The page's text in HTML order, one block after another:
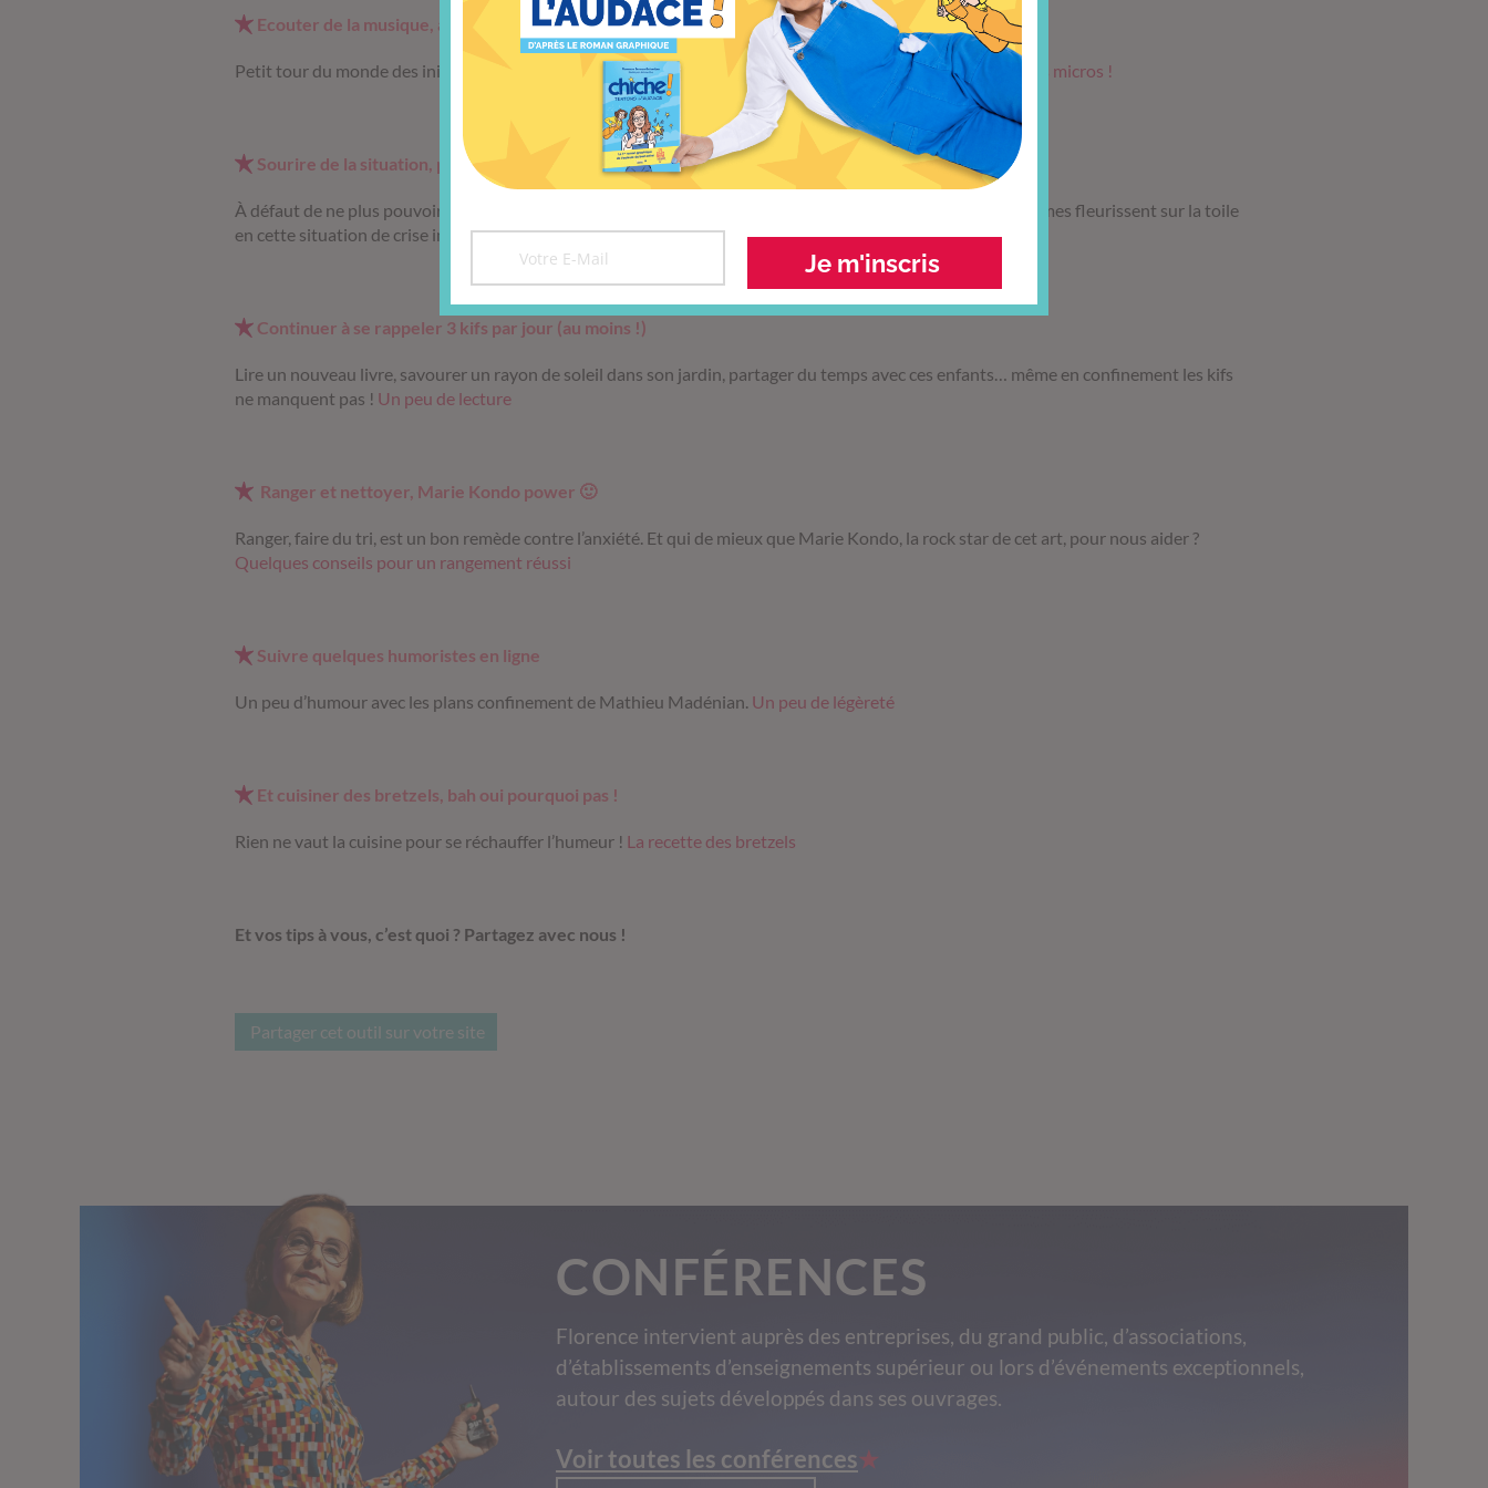
Ecouter de la musique, au-delà des fenêtres et des frontières
Petit tour du monde des initiatives citoyennes musicales pour lutter contre la déprime du coronavirus. A vos micros !
Sourire de la situation, parce que ça fait du bien
À défaut de ne plus pouvoir sortir entre amis, et partager nos meilleures blagues en direct, de nombreux mèmes fleurissent sur la toile
en cette situation de crise inédite.Petit condensé
Continuer à se rappeler 3 kifs par jour (au moins !)
Lire un nouveau livre, savourer un rayon de soleil dans son jardin, partager du temps avec ces enfants… même en confinement les kifs
ne manquent pas ! Un peu de lecture
Ranger et nettoyer, Marie Kondo power 🙂
Ranger, faire du tri, est un bon remède contre l’anxiété. Et qui de mieux que Marie Kondo, la rock star de cet art, pour nous aider ?
Quelques conseils pour un rangement réussi
Suivre quelques humoristes en ligne
Un peu d’humour avec les plans confinement de Mathieu Madénian. Un peu de légèreté
Et cuisiner des bretzels, bah oui pourquoi pas !
Rien ne vaut la cuisine pour se réchauffer l’humeur ! La recette des bretzels
Et vos tips à vous, c’est quoi ? Partagez avec nous !
Partager cet outil sur votre site
CONFÉRENCES
Florence intervient auprès des entreprises, du grand public, d’associations,
d’établissements d’enseignements supérieur ou lors d’événements exceptionnels,
autour des sujets développés dans ses ouvrages.
Voir toutes les conférences
Je m'inscris